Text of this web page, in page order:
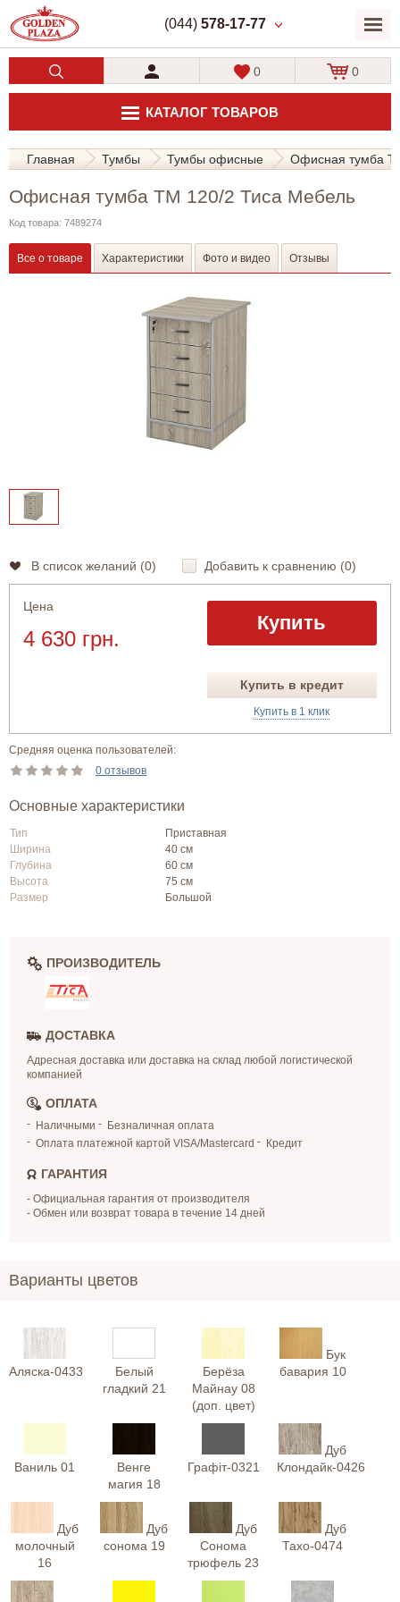
(044) 578-17-77
КАТАЛОГ ТОВАРОВ
0 0
Главная Тумбы Тумбы офисные Офисная тумба
Офисная тумба ТМ 120/2 Тиса Мебель
Код товара: 7489274
Все о товаре Характеристики Фото и видео Отзывы
В список желаний (0) Добавить к сравнению (0)
Цена
4 630 грн.
Купить
Купить в кредит
Купить в 1 клик
Средняя оценка пользователей:
0 отзывов
Основные характеристики
Тип
Приставная
Ширина
40 см
Глубина
60 см
Высота
75 см
Размер
Большой
ПРОИЗВОДИТЕЛЬ
ДОСТАВКА
Адресная доставка или доставка на склад любой логистической
компанией
ОПЛАТА
Наличными
Безналичная оплата
Оплата платежной картой VISA/Mastercard
Кредит
ГАРАНТИЯ
- Официальная гарантия от производителя
- Обмен или возврат товара в течение 14 дней
Варианты цветов
Аляска-0433
Белый
гладкий 21
Берёза
Майнау 08
(доп. цвет)
Бук
бавария 10
Ваниль 01
Венге
магия 18
Графіт-0321
Дуб
Клондайк-0426
Дуб
молочный
16
Дуб
сонома 19
Дуб
Сонома
трюфель 23
Дуб
Тахо-0474